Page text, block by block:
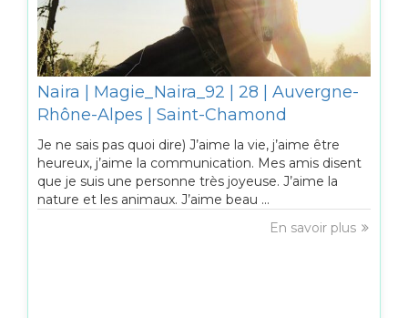
Naira | Magie_Naira_92 | 28 | Auvergne-
Rhône-Alpes | Saint-Chamond
Je ne sais pas quoi dire) J’aime la vie, j’aime être
heureux, j’aime la communication. Mes amis disent
que je suis une personne très joyeuse. J’aime la
nature et les animaux. J’aime beau ...
En savoir plus